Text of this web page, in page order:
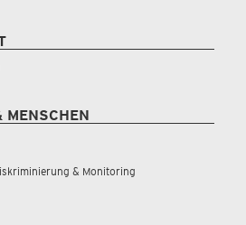
MENSCHEN
& Monitoring